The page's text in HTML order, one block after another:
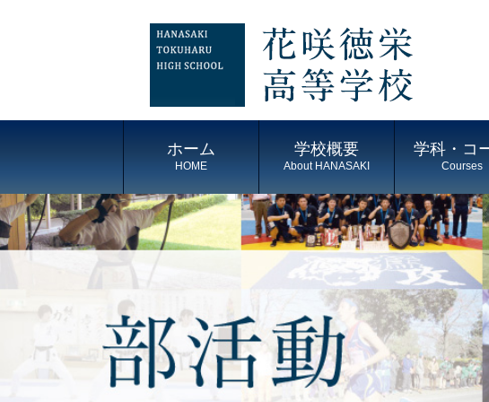
ホーム
HOME
学校概要
About HANASAKI
学科・コ
Courses